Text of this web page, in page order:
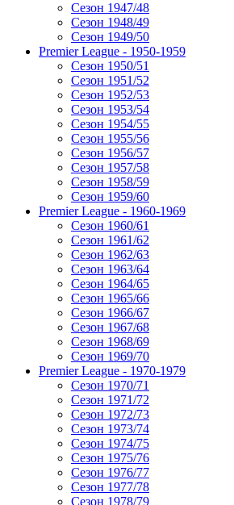
Сезон 1947/48
Сезон 1948/49
Сезон 1949/50
Premier League - 1950-1959
Сезон 1950/51
Сезон 1951/52
Сезон 1952/53
Сезон 1953/54
Сезон 1954/55
Сезон 1955/56
Сезон 1956/57
Сезон 1957/58
Сезон 1958/59
Сезон 1959/60
Premier League - 1960-1969
Сезон 1960/61
Сезон 1961/62
Сезон 1962/63
Сезон 1963/64
Сезон 1964/65
Сезон 1965/66
Сезон 1966/67
Сезон 1967/68
Сезон 1968/69
Сезон 1969/70
Premier League - 1970-1979
Сезон 1970/71
Сезон 1971/72
Сезон 1972/73
Сезон 1973/74
Сезон 1974/75
Сезон 1975/76
Сезон 1976/77
Сезон 1977/78
Сезон 1978/79